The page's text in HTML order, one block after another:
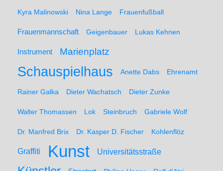
Kyra Malinowski Nina Lange Frauenfußball
Frauenmannschaft Geigenbauer Lukas Kehnen
Instrument Marienplatz
Schauspielhaus Anette Dabs Ehrenamt
Rainer Galka Dieter Wachatsch Dieter Zunke
Walter Thomassen Lok Steinbruch Gabriele Wolf
Dr. Manfred Brix Dr. Kasper D. Fischer Kohlenflöz
Graffiti Kunst Universitätsstraße